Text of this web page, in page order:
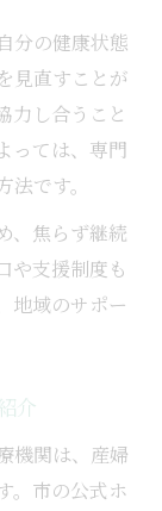
分の健康状態
見直すことが
力し合うこと
っては、専門
です。
、焦らず継続
や支援制度も
地域のサポー
介
機関は、産婦
。市の公式ホ